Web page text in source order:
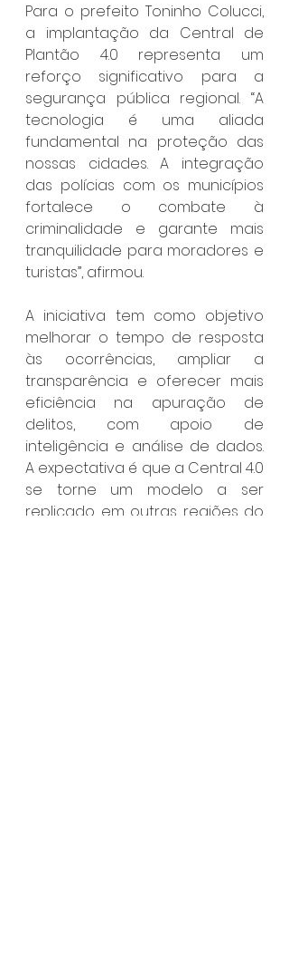
Para o prefeito Toninho Colucci,
a implantação da Central de
Plantão 4.0 representa um
reforço significativo para a
segurança pública regional. “A
tecnologia é uma aliada
fundamental na proteção das
nossas cidades. A integração
das polícias com os municípios
fortalece o combate à
criminalidade e garante mais
tranquilidade para moradores e
turistas”, afirmou.
A iniciativa tem como objetivo
melhorar o tempo de resposta
às ocorrências, ampliar a
transparência e oferecer mais
eficiência na apuração de
delitos, com apoio de
inteligência e análise de dados.
A expectativa é que a Central 4.0
se torne um modelo a ser
replicado em outras regiões do